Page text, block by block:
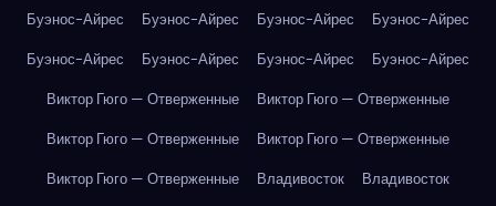
Буэнос-Айрес
Буэнос-Айрес Буэнос-Айрес
Буэнос-Айрес
Буэнос-Айрес
Буэнос-Айрес Буэнос-Айрес
Буэнос-Айрес
Виктор Гюго — Отверженные
Виктор Гюго — Отверженные
Виктор Гюго — Отверженные
Виктор Гюго — Отверженные
Виктор Гюго — Отверженные
Владивосток
Владивосток